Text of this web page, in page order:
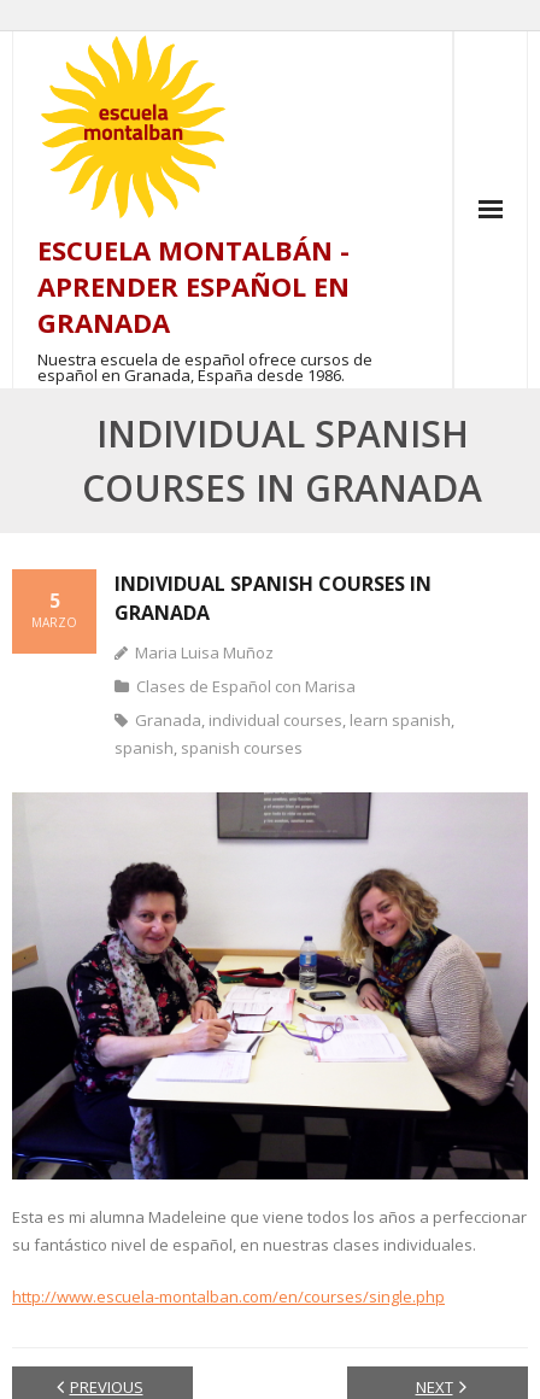
content
ESCUELA MONTALBÁN -
APRENDER ESPAÑOL EN
GRANADA
Nuestra escuela de español ofrece cursos de
español en Granada, España desde 1986.
INDIVIDUAL SPANISH
COURSES IN GRANADA
INDIVIDUAL SPANISH COURSES IN
GRANADA
5
MARZO
Maria Luisa Muñoz
Clases de Español con Marisa
Granada, individual courses, learn spanish,
spanish, spanish courses
Esta es mi alumna Madeleine que viene todos los años a perfeccionar
su fantástico nivel de español, en nuestras clases individuales.
http://www.escuela-montalban.com/en/courses/single.php
PREVIOUS NEXT